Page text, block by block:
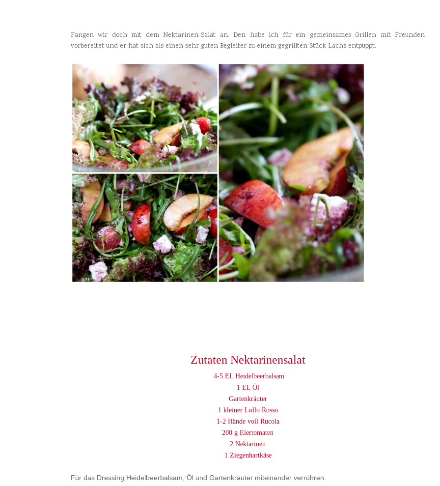
Fangen wir doch mit dem Nektarinen-Salat an. Den habe ich für ein gemeinsames Grillen mit Freunden
vorbereitet und er hat sich als einen sehr guten Begleiter zu einem gegrillten Stück Lachs entpuppt.
Zutaten Nektarinensalat
4-5 EL Heidelbeerbalsam
1 EL Öl
Gartenkräuter
1 kleiner Lollo Rosso
1-2 Hände voll Rucola
200 g Eiertomaten
2 Nektarinen
1 Ziegenhartkäse
Für das Dressing Heidelbeerbalsam, Öl und Gartenkräuter miteinander verrühren.